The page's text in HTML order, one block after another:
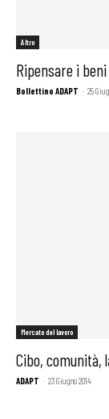
Altro
Ripensare i
Bollettino ADAPT - 25
Mercato del lavoro
Cibo, comunità,
ADAPT - 23 Giugno 2014